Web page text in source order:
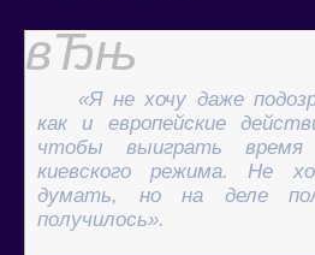
«Я не хочу даже
как и европейские
чтобы выиграть время
киевского режима. Не
думать, но на деле
получилось».